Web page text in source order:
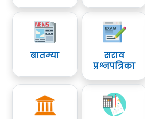
बातम्या
सराव
प्रश्नपत्रिका